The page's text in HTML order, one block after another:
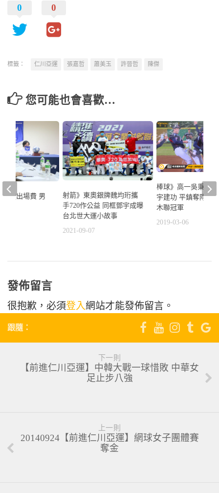
0 0
標籤： 仁川亞運 張嘉哲 蕭美玉 許晉哲 陳傑
您可能也會喜歡…
射箭》東奧銀牌魏均珩攜
手720作公益 同框鄧宇成曝
台北世大運小故事
2021-09-07
棒球》高一吳秉恩
宇建功 平鎮奪隊史
木聯冠軍
2019-03-06
制定出場費 男
發佈留言
很抱歉，必須登入網站才能發佈留言。
跟隨：
下一則
【前進仁川亞運】中韓大戰一球惜敗 中華女
足止步八強
上一則
20140924【前進仁川亞運】網球女子團體賽
奪金